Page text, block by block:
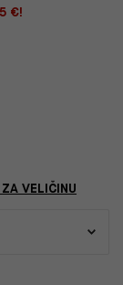
€!
VELIČINU